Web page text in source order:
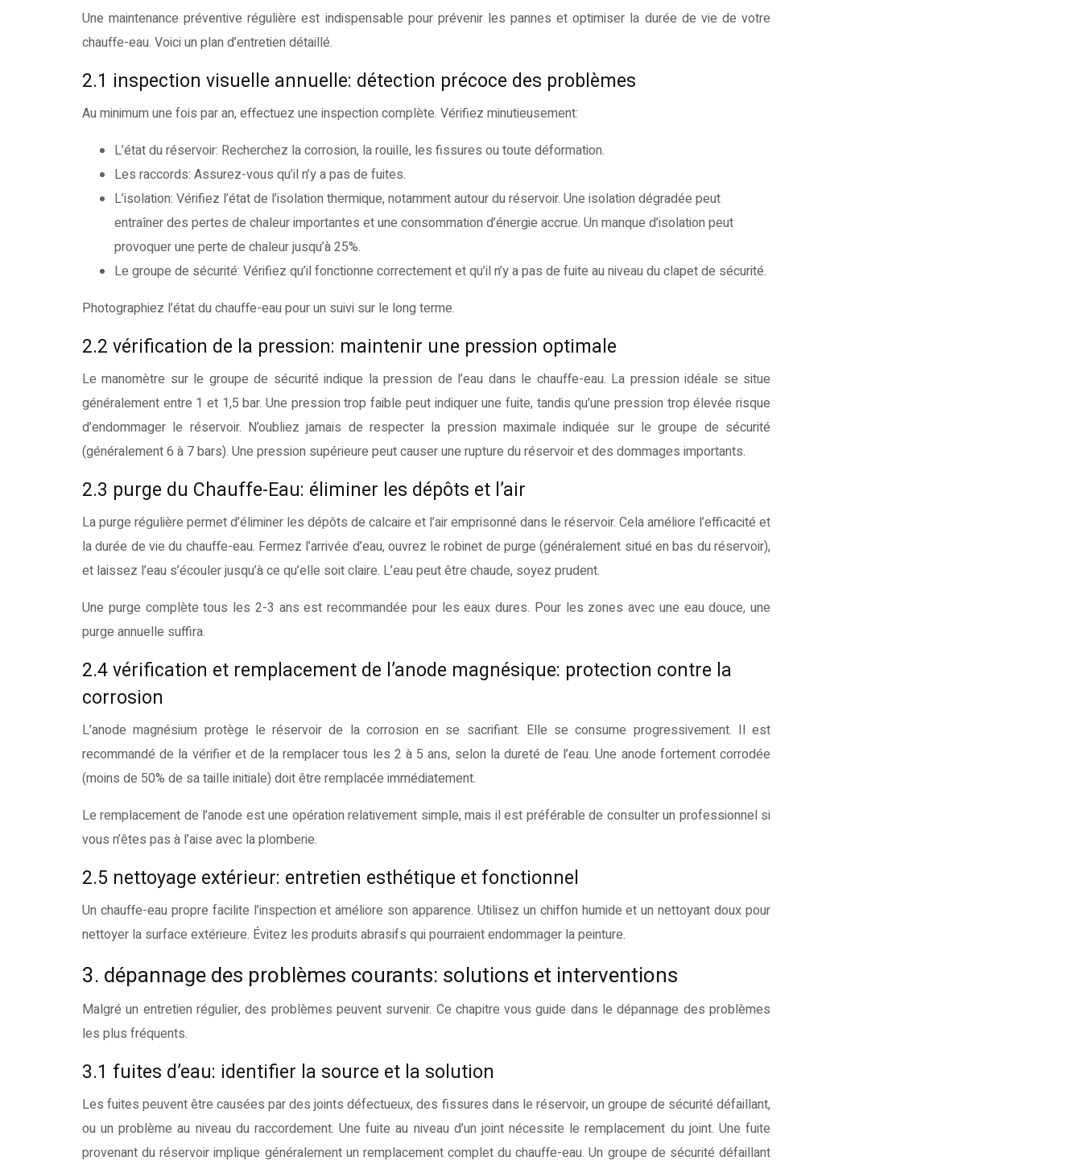
Une maintenance préventive régulière est indispensable pour prévenir les pannes et optimiser la durée de vie de votre
chauffe-eau. Voici un plan d’entretien détaillé.
2.1 inspection visuelle annuelle: détection précoce des problèmes
Au minimum une fois par an, effectuez une inspection complète. Vérifiez minutieusement:
L’état du réservoir: Recherchez la corrosion, la rouille, les fissures ou toute déformation.
Les raccords: Assurez-vous qu’il n’y a pas de fuites.
L’isolation: Vérifiez l’état de l’isolation thermique, notamment autour du réservoir. Une isolation dégradée peut
entraîner des pertes de chaleur importantes et une consommation d’énergie accrue. Un manque d’isolation peut
provoquer une perte de chaleur jusqu’à 25%.
Le groupe de sécurité: Vérifiez qu’il fonctionne correctement et qu’il n’y a pas de fuite au niveau du clapet de sécurité.
Photographiez l’état du chauffe-eau pour un suivi sur le long terme.
2.2 vérification de la pression: maintenir une pression optimale
Le manomètre sur le groupe de sécurité indique la pression de l’eau dans le chauffe-eau. La pression idéale se situe
généralement entre 1 et 1,5 bar. Une pression trop faible peut indiquer une fuite, tandis qu’une pression trop élevée risque
d’endommager le réservoir. N’oubliez jamais de respecter la pression maximale indiquée sur le groupe de sécurité
(généralement 6 à 7 bars). Une pression supérieure peut causer une rupture du réservoir et des dommages importants.
2.3 purge du Chauffe-Eau: éliminer les dépôts et l’air
La purge régulière permet d’éliminer les dépôts de calcaire et l’air emprisonné dans le réservoir. Cela améliore l’efficacité et
la durée de vie du chauffe-eau. Fermez l’arrivée d’eau, ouvrez le robinet de purge (généralement situé en bas du réservoir),
et laissez l’eau s’écouler jusqu’à ce qu’elle soit claire. L’eau peut être chaude, soyez prudent.
Une purge complète tous les 2-3 ans est recommandée pour les eaux dures. Pour les zones avec une eau douce, une
purge annuelle suffira.
2.4 vérification et remplacement de l’anode magnésique: protection contre la
corrosion
L’anode magnésium protège le réservoir de la corrosion en se sacrifiant. Elle se consume progressivement. Il est
recommandé de la vérifier et de la remplacer tous les 2 à 5 ans, selon la dureté de l’eau. Une anode fortement corrodée
(moins de 50% de sa taille initiale) doit être remplacée immédiatement.
Le remplacement de l’anode est une opération relativement simple, mais il est préférable de consulter un professionnel si
vous n’êtes pas à l’aise avec la plomberie.
2.5 nettoyage extérieur: entretien esthétique et fonctionnel
Un chauffe-eau propre facilite l’inspection et améliore son apparence. Utilisez un chiffon humide et un nettoyant doux pour
nettoyer la surface extérieure. Évitez les produits abrasifs qui pourraient endommager la peinture.
3. dépannage des problèmes courants: solutions et interventions
Malgré un entretien régulier, des problèmes peuvent survenir. Ce chapitre vous guide dans le dépannage des problèmes
les plus fréquents.
3.1 fuites d’eau: identifier la source et la solution
Les fuites peuvent être causées par des joints défectueux, des fissures dans le réservoir, un groupe de sécurité défaillant,
ou un problème au niveau du raccordement. Une fuite au niveau d’un joint nécessite le remplacement du joint. Une fuite
provenant du réservoir implique généralement un remplacement complet du chauffe-eau. Un groupe de sécurité défaillant